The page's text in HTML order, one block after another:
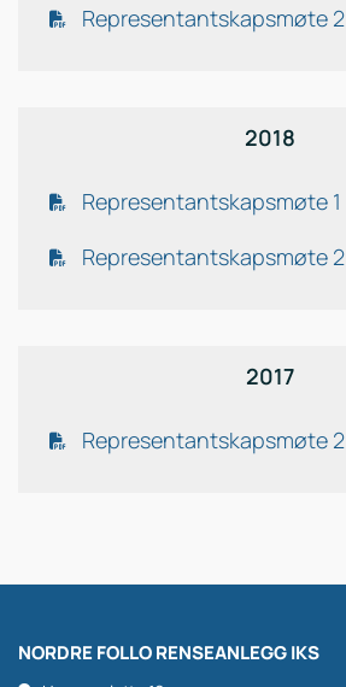
Representantskapsmøte 2
2018
Representantskapsmøte 1
Representantskapsmøte 2
2017
Representantskapsmøte 2
NORDRE FOLLO RENSEANLEGG IKS